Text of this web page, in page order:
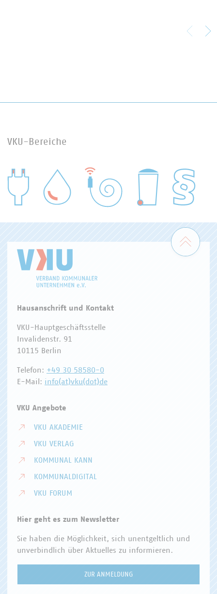
VKU-Bereiche
WASSER/ABWASSER
Zum
Hausanschrift und Kontakt
VKU-Hauptgeschäftsstelle
Invalidenstr. 91
10115 Berlin
Telefon: +49 30 58580-0
E-Mail: info(at)vku(dot)de
VKU Angebote
VKU AKADEMIE
VKU VERLAG
KOMMUNAL KANN
KOMMUNALDIGITAL
VKU FORUM
Hier geht es zum Newsletter
Sie haben die Möglichkeit, sich unentgeltlich und
unverbindlich über Aktuelles zu informieren.
ZUR ANMELDUNG